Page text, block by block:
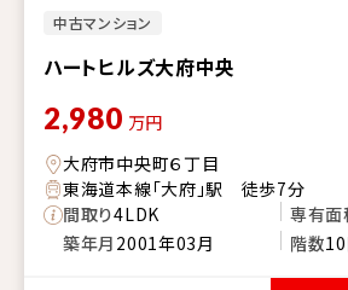
中古マンション
ハートヒルズ大府中央
2,980 万円
大府市中央町６丁目
東海道本線「大府」駅 徒歩7分
間取り4LDK 専有面
築年月 2001年03月 階数